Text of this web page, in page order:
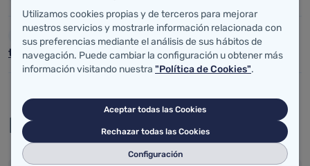
Listado de productos homologados para el
tratamiento de agua en piscinas
Recursos
Utilizamos cookies propias y de terceros para mejorar
nuestros servicios y mostrarle información relacionada con
sus preferencias mediante el análisis de sus hábitos de
navegación. Puede cambiar la configuración u obtener más
información visitando nuestra "Política de Cookies".
Aceptar todas las Cookies
Rechazar todas las Cookies
Configuración